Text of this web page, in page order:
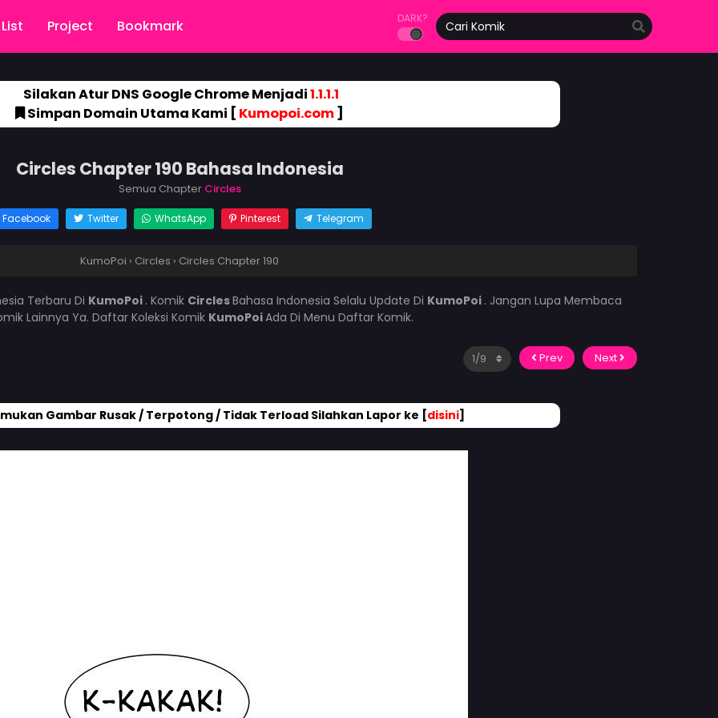
Project Bookmark DARK?
Silakan Atur DNS Google Chrome Menjadi1.1.1.1
Simpan Domain Utama Kami [ Kumopoi.com]
Circles Chapter 190 Bahasa Indonesia
Semua Chapter Circles
Facebook Twitter WhatsApp Pinterest Telegram
KumoPoi › Circles › Circles Chapter 190
Terbaru Di KumoPoi . Komik CirclesBahasa Indonesia Selalu Update Di KumoPoi . Jangan Lupa Membaca
Lainnya Ya. Daftar Koleksi Komik KumoPoiAda Di Menu Daftar Komik.
Prev Next
Gambar Rusak / Terpotong / Tidak Terload Silahkan Lapor ke [disini]